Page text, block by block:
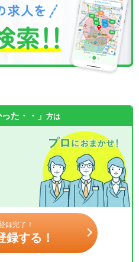
た・・」 方は
録完了！
録する！